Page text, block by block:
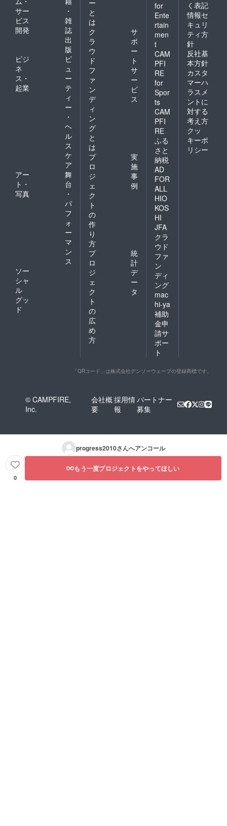
サー
ビス
開発
・
雑
誌
出
版
ビジ
ネ
ス・
起業
ビ
ュ
ー
テ
ィ
ー
・
ヘ
ル
ス
ケ
ア
アー
ト・
写真
舞
台
・
パ
フ
ォ
ー
マ
ン
ス
ソー
シャ
ル
グッ
ド
ー
と
は
ク
ラ
ウ
ド
フ
ァ
ン
デ
ィ
ン
グ
と
は
サ
ポ
ー
ト
サ
ー
ビ
ス
プ
ロ
ジ
ェ
ク
ト
の
作
り
方
実
施
事
例
プ
ロ
ジ
ェ
ク
ト
の
広
め
方
統
計
デ
ー
タ
for
Ente
rtain
men
t
CAM
PFI
RE
for
Spor
ts
CAM
PFI
RE
ふる
さと
納税
AD
FOR
ALL
HIO
KOS
HI
JFA
クラ
ウド
ファ
ン
ディ
ング
mac
hi-ya
補助
金申
請サ
ポー
ト
く表記
情報セ
キュリ
ティ方
針
反社基
本方針
カスタ
マーハ
ラスメ
ントに
対する
考え方
クッ
キーポ
リシー
「QRコード」は株式会社デンソーウェーブの登録商標です。
© CAMPFIRE,
Inc.
会社概
要
採用情
報
パートナー
募集
progress2010さんへアンコール
0
もう一度プロジェクトをやってほしい